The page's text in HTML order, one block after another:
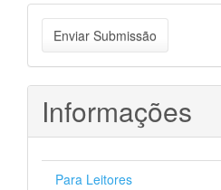
Enviar
Submissão
Enviar Submissão
Informações
Para Leitores